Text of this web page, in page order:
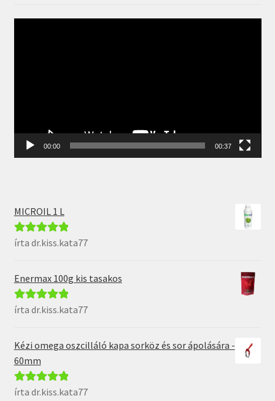
00:00 00:37
MICROIL 1 L
Értékelés:5 /
írta dr.kiss.kata77
Enermax 100g kis tasakos
Értékelés:5 /
írta dr.kiss.kata77
Kézi omega oszcilláló kapa sorköz és sor ápolására -
60mm
Értékelés:5 /
írta dr.kiss.kata77